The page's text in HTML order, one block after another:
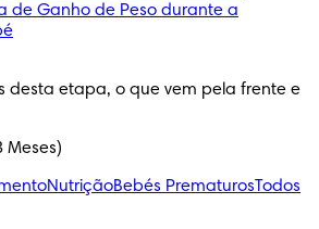
de Ganho de Peso durante a
desta etapa, o que vem pela frente e
Meses)
NutriçãoBebés PrematurosTodos